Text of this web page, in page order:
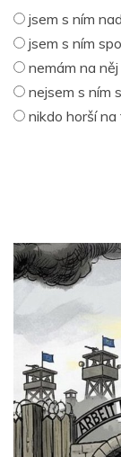
jsem s ním
jsem s ním
nemám na
nejsem s ním
nikdo horší